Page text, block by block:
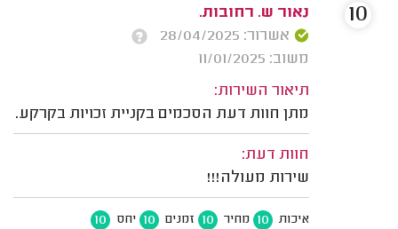
נאור ש. רחובות.
אשרור: 28/04/2025
משוב: 11/01/2025
תיאור השירות:
מתן חוות דעת הסכמים בקניית זכויות בקרקע.
חוות דעת:
שירות מעולה!!!
איכות 10 מחיר 10 זמנים 10 יחס 10
10